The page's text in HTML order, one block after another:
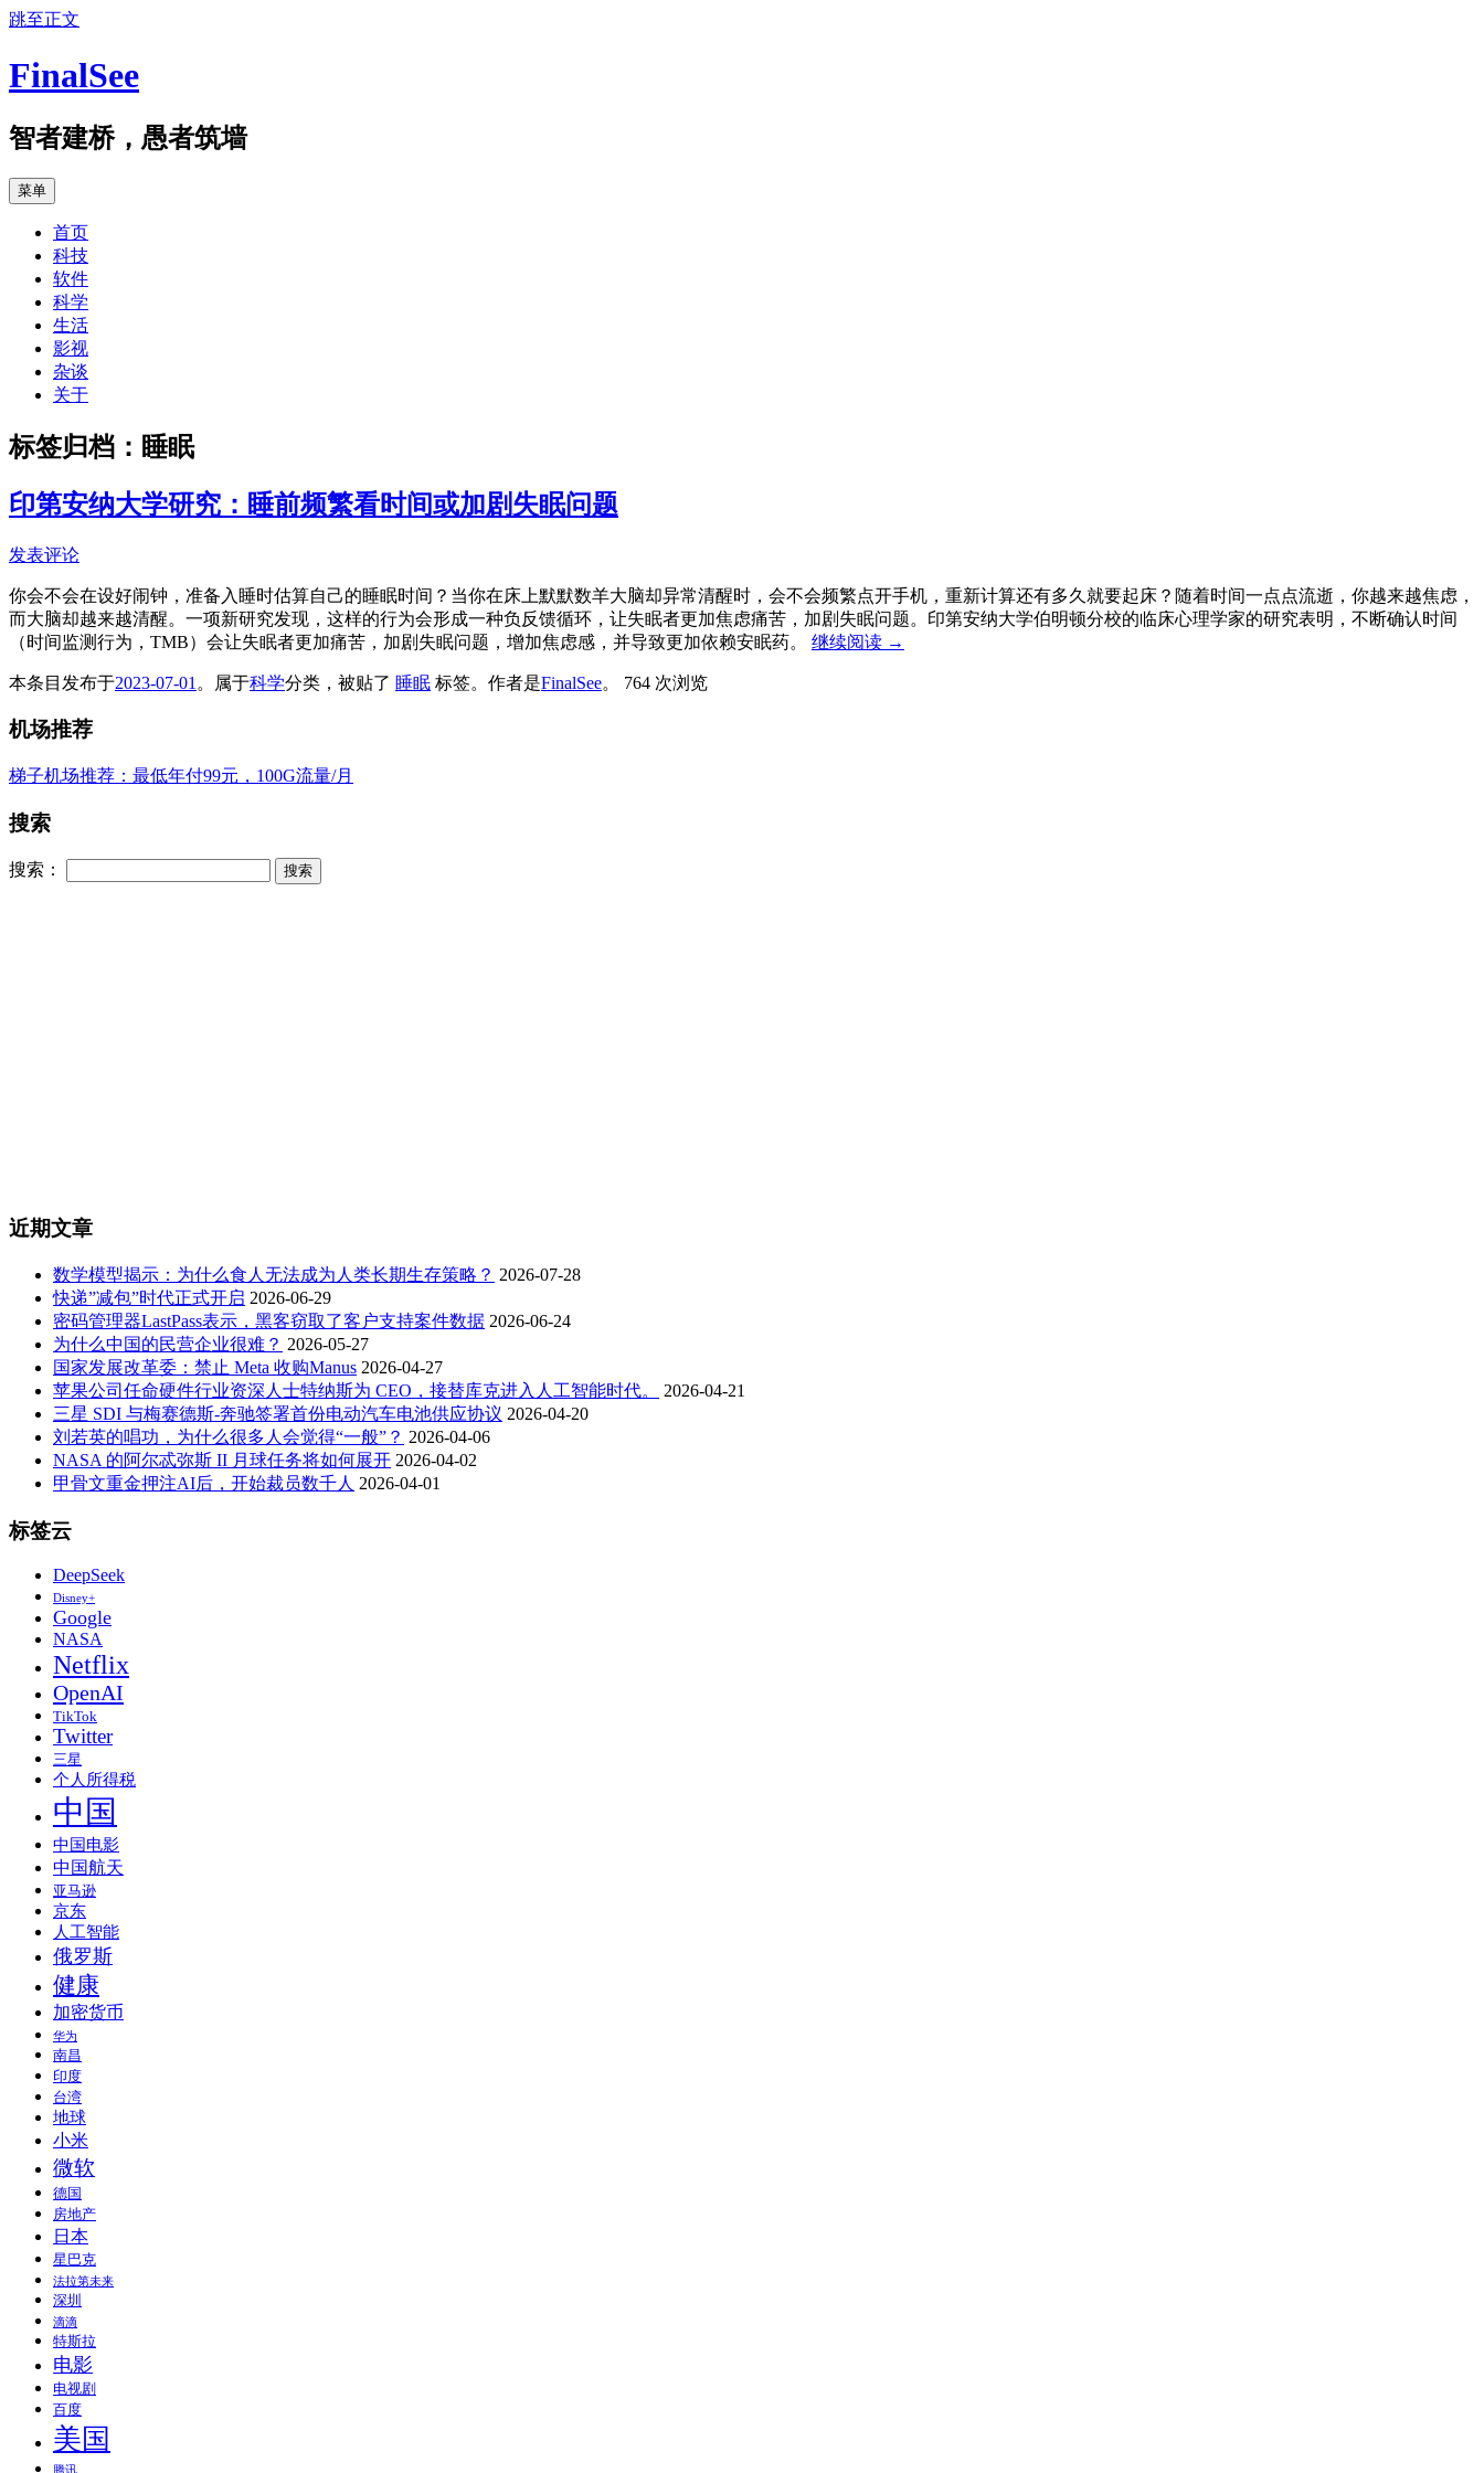
跳至正文
FinalSee
智者建桥，愚者筑墙
菜单
首页
科技
软件
科学
生活
影视
杂谈
关于
标签归档： 睡眠
印第安纳大学研究：睡前频繁看时间或加剧失眠问题
发表评论
你会不会在设好闹钟，准备入睡时估算自己的睡眠时间？当你在床上默默数羊大脑却异常清醒时，会不会频繁点开手机，重新计算还有多久就要起床？随着时间一点点流逝，你越来越焦虑，
而大脑却越来越清醒。一项新研究发现，这样的行为会形成一种负反馈循环，让失眠者更加焦虑痛苦，加剧失眠问题。印第安纳大学伯明顿分校的临床心理学家的研究表明，不断确认时间
（时间监测行为，TMB）会让失眠者更加痛苦，加剧失眠问题，增加焦虑感，并导致更加依赖安眠药。 继续阅读 →
本条目发布于2023-07-01 。属于科学分类，被贴了 睡眠 标签。 作者是FinalSee。 764 次浏览
机场推荐
梯子机场推荐：最低年付99元，100G流量/月
搜索
搜索：
近期文章
数学模型揭示：为什么食人无法成为人类长期生存策略？ 2026-07-28
快递”减包”时代正式开启 2026-06-29
密码管理器LastPass表示，黑客窃取了客户支持案件数据 2026-06-24
为什么中国的民营企业很难？ 2026-05-27
国家发展改革委：禁止 Meta 收购Manus 2026-04-27
苹果公司任命硬件行业资深人士特纳斯为 CEO，接替库克进入人工智能时代。
2026-04-21
三星 SDI 与梅赛德斯-奔驰签署首份电动汽车电池供应协议 2026-04-20
刘若英的唱功，为什么很多人会觉得“一般”？ 2026-04-06
NASA 的阿尔忒弥斯 II 月球任务将如何展开 2026-04-02
甲骨文重金押注AI后，开始裁员数千人 2026-04-01
标签云
DeepSeek
Disney+
Google
NASA
Netflix
OpenAI
TikTok
Twitter
三星
个人所得税
中国
中国电影
中国航天
亚马逊
京东
人工智能
俄罗斯
健康
加密货币
华为
南昌
印度
台湾
地球
小米
微软
德国
房地产
日本
星巴克
法拉第未来
深圳
滴滴
特斯拉
电影
电视剧
百度
美国
腾讯